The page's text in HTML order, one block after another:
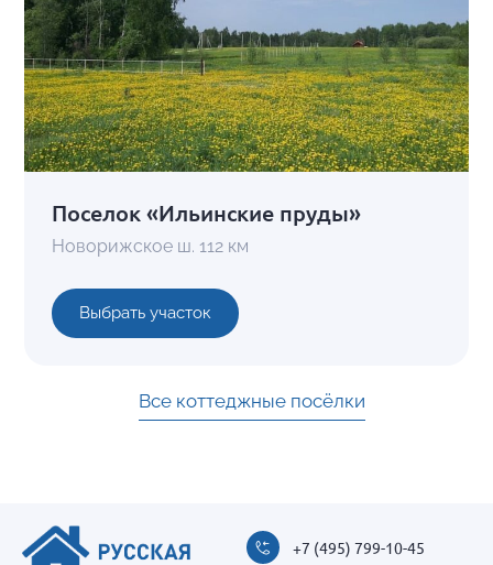
Поселок «Ильинские пруды»
Новорижское ш. 112 км
Выбрать участок
Все коттеджные посёлки
+7 (495) 799-10-45